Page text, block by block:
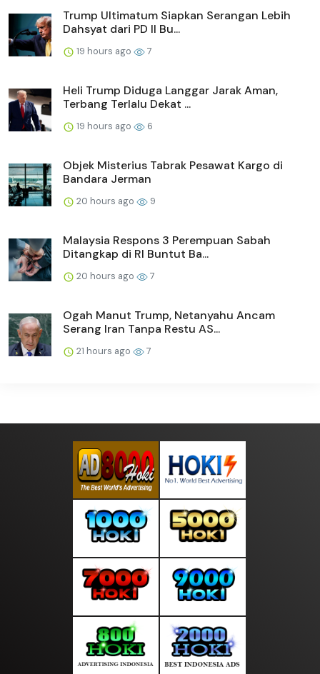
Trump Ultimatum Siapkan Serangan Lebih
Dahsyat dari PD II Bu...
19 hours ago 7
Heli Trump Diduga Langgar Jarak Aman,
Terbang Terlalu Dekat ...
19 hours ago 6
Objek Misterius Tabrak Pesawat Kargo di
Bandara Jerman
20 hours ago 9
Malaysia Respons 3 Perempuan Sabah
Ditangkap di RI Buntut Ba...
20 hours ago 7
Ogah Manut Trump, Netanyahu Ancam
Serang Iran Tanpa Restu AS...
21 hours ago 7